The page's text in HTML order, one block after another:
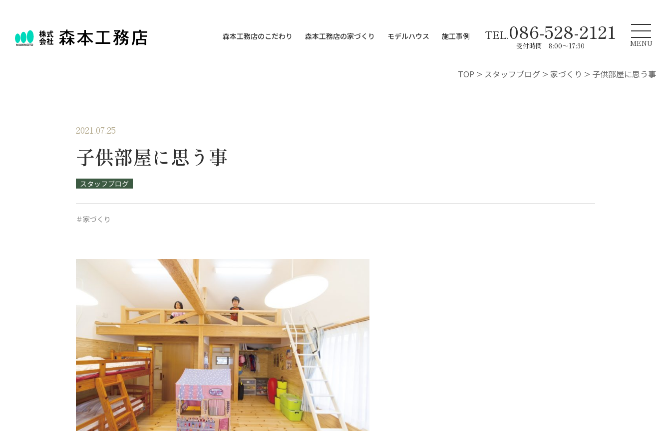
森本工務店のこだわり 森本工務店の家づくり モデルハウス 施工事例 TEL.086-528-2121
受付時間 8:00～17:30 MENU
TOP > スタッフブログ > 家づくり > 子供部屋に思う事
2021.07.25
子供部屋に思う事
スタッフブログ
＃家づくり